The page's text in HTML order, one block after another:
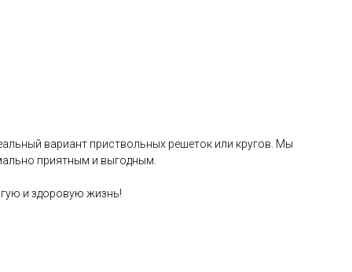
вариант приствольных решеток или кругов. Мы
приятным и выгодным.
и здоровую жизнь!